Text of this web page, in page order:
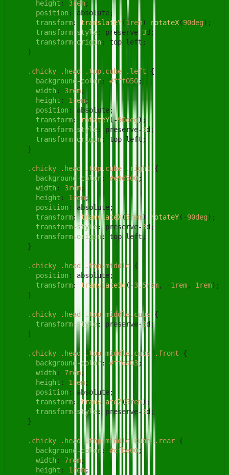
height : 3rem;
position: absolute;
transform: translateY(1rem) rotateX(90deg);
transform-style: preserve-3d;
transform-origin: top left;
    }
.chicky .head .top.cube .left {
background-color: #fff050;
width: 3rem;
height : 1rem;
position: absolute;
transform: rotateY(-90deg);
transform-style: preserve-3d;
transform-origin : top left;
    }
.chicky .head .top.cube .right {
background-color: #e9d500;
width: 3rem;
height : 1rem;
position: absolute;
transform: translateX(5rem) rotateY(-90deg);
transform-style: preserve-3d;
transform-origin: top left;
    }
.chicky .head .top-middle {
position: absolute;
transform: translate3d (-3.5rem, -1rem, 1rem);
    }
.chicky .head .top-middle.cube {
transform-style: preserve-3d;
    }
.chicky .head .top-middle.cube .front {
background-color: #ffea03;
width: 7rem;
height : 1rem;
position: absolute;
transform: translateZ(5rem);
transform-style: preserve-3d;
    }
.chicky .head .top-middle.cube .rear {
background-color: #cfbe00;
width: 7rem;
height : 1rem;